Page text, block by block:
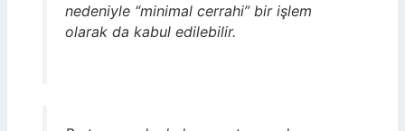
nedeniyle “minimal cerrahi” bir işlem
olarak da kabul edilebilir.